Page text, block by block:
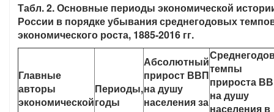
Табл. 2. Основные периоды экономической
России в порядке убывания среднегодовых
экономического роста, 1885-2016 гг.
Главные
авторы
экономической
Периоды,
годы
Абсолютный
прирост ВВП
на душу
населения за
темпы
прироста
на душу
населения в